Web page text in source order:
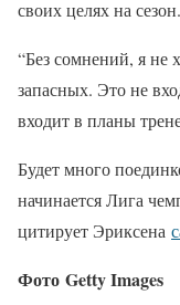
своих целях на сезон.
“Без сомнений, я не
запасных. Это не
входит в планы
Будет много
начинается Лига
цитирует Эриксена
Фото Getty Images